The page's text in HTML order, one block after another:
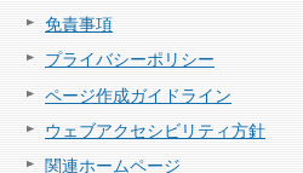
免責事項
プライバシーポリシー
ページ作成ガイドライン
ウェブアクセシビリティ方針
関連ホームページ